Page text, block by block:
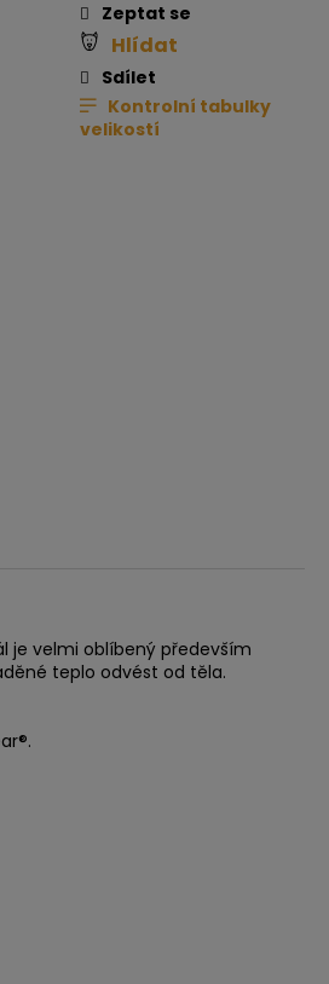
Zeptat se
Hlídat
Sdílet
Kontrolní tabulky
velikostí
je velmi oblíbený především
teplo odvést od těla.